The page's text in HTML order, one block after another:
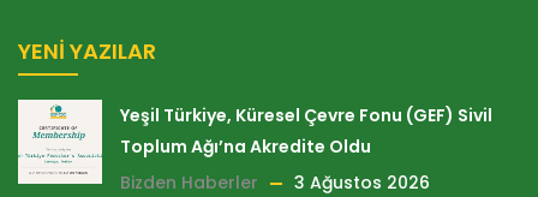
YENI YAZILAR
Yeşil Türkiye, Küresel Çevre Fonu (GEF) Sivil
Toplum Ağı’na Akredite Oldu
Bizden Haberler
3 Ağustos 2026